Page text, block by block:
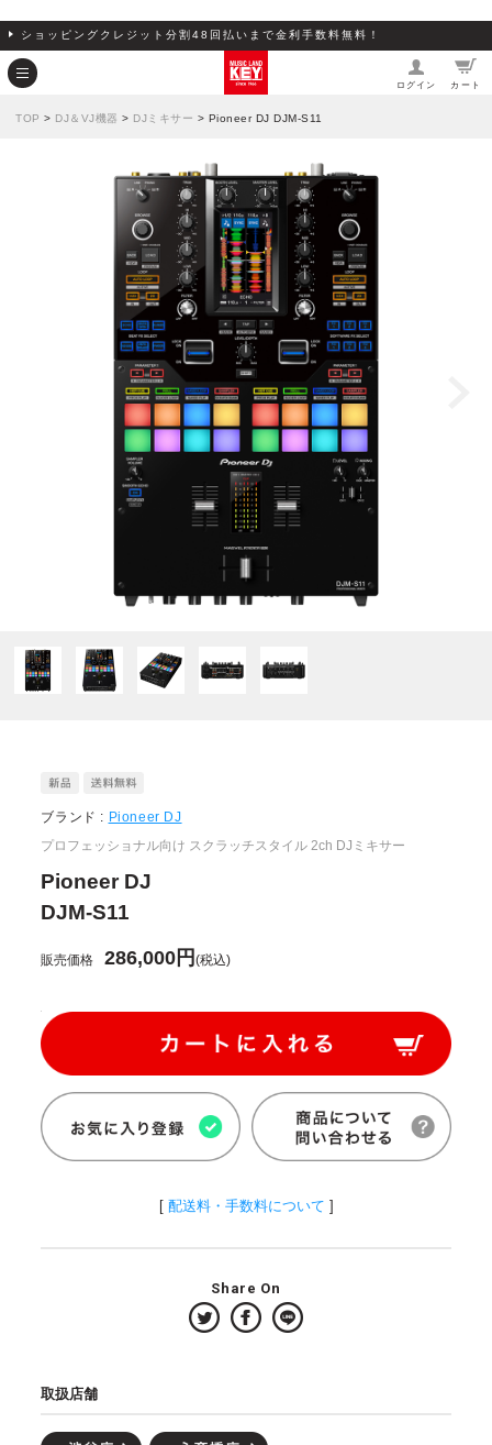
ショッピングクレジット分割48回払いまで金利手数料無料！
ログイン カート
TOP > DJ＆VJ機器 > DJミキサー > Pioneer DJ DJM-S11
ブランド : Pioneer DJ
プロフェッショナル向け スクラッチスタイル 2ch DJミキサー
Pioneer DJ
DJM-S11
販売価格 286,000円(税込)
[ 配送料・手数料について ]
Share On
取扱店舗